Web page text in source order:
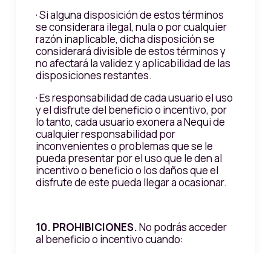
· Si alguna disposición de estos términos
se considerara ilegal, nula o por cualquier
razón inaplicable, dicha disposición se
considerará divisible de estos términos y
no afectará la validez y aplicabilidad de las
disposiciones restantes.
· Es responsabilidad de cada usuario el uso
y el disfrute del beneficio o incentivo, por
lo tanto, cada usuario exonera a Nequi de
cualquier responsabilidad por
inconvenientes o problemas que se le
pueda presentar por el uso que le den al
incentivo o beneficio o los daños que el
disfrute de este pueda llegar a ocasionar.
10. PROHIBICIONES.No podrás acceder
al beneficio o incentivo cuando: